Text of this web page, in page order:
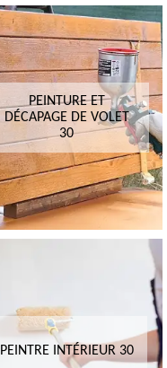
PEINTURE ET
DÉCAPAGE DE VOLET
30
PEINTRE INTÉRIEUR 30